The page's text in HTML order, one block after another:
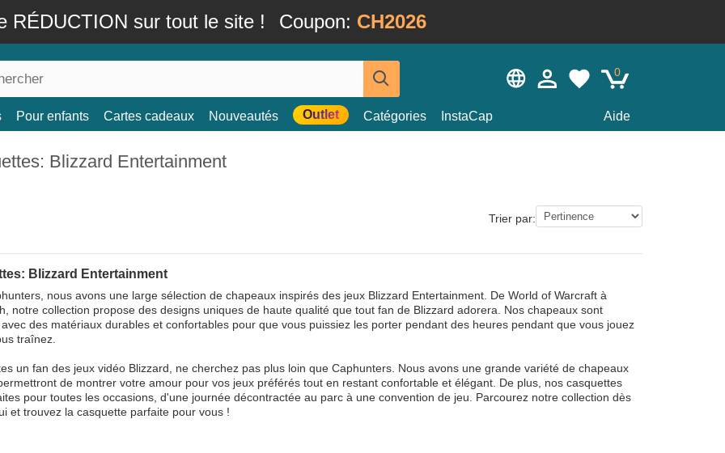
RÉDUCTION sur tout le site ! Coupon: CH2026
0
Pour enfants Cartes cadeaux Nouveautés Outlet Catégories InstaCap Aide
Blizzard Entertainment
Trier par:
Blizzard Entertainment
nous avons une large sélection de chapeaux inspirés des jeux Blizzard Entertainment. De World of Warcraft à
notre collection propose des designs uniques de haute qualité que tout fan de Blizzard adorera. Nos chapeaux sont
des matériaux durables et confortables pour que vous puissiez les porter pendant des heures pendant que vous jouez
traînez.
un fan des jeux vidéo Blizzard, ne cherchez pas plus loin que Caphunters. Nous avons une grande variété de chapeaux
de montrer votre amour pour vos jeux préférés tout en restant confortable et élégant. De plus, nos casquettes
pour toutes les occasions, d'une journée décontractée au parc à une convention de jeu. Parcourez notre collection dès
et trouvez la casquette parfaite pour vous !